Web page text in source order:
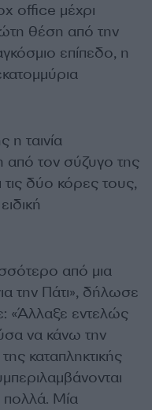
office μέχρι
θέση από την
επίπεδο, η
η ταινία
από τον σύζυγο της
τις δύο κόρες τους,
από μια
την Πάτι», δήλωσε
«Άλλαξε εντελώς
να κάνω την
καταπληκτικής
πολλά. Μία